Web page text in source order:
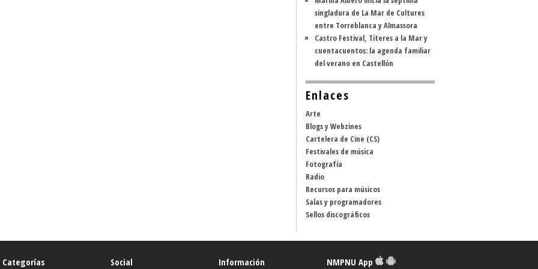
singladura de La Mar de Cultures
entre Torreblanca y Almassora
Castro Festival, Títeres a la Mar y
cuentacuentos: la agenda familiar
del verano en Castellón
Enlaces
Arte
Blogs y Webzines
Cartelera de Cine (CS)
Festivales de música
Fotografía
Radio
Recursos para músicos
Salas y programadores
Sellos discográficos
Categorías Social Información NMPNU App